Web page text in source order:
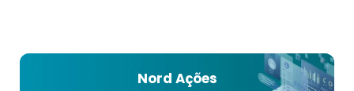
Nord Ações